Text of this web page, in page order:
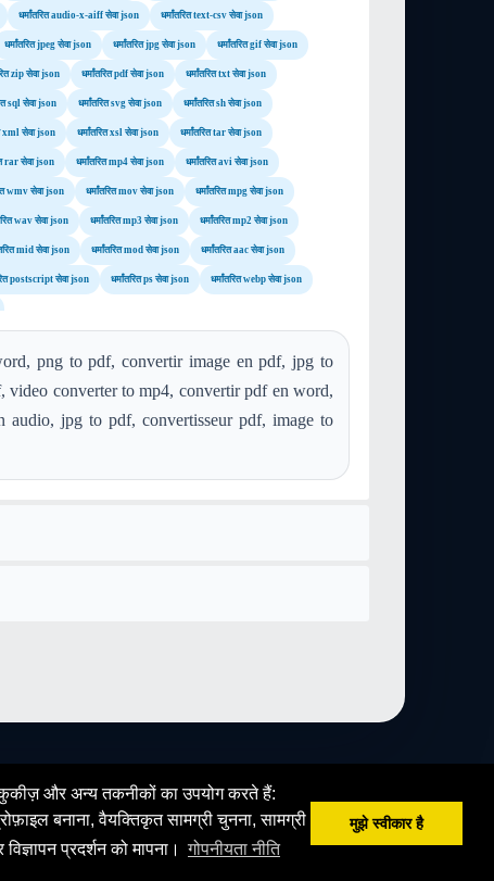
कुकीज़ और अन्य तकनीकों का उपयोग करते हैं:
बनाना, वैयक्तिकृत सामग्री चुनना, सामग्री
प्रदर्शन को मापना।
गोपनीयता नीति
मुझे स्वीकार है
धर्मांतरित audio-x-aiff सेवा json धर्मांतरित text-csv सेवा json
धर्मांतरित jpeg सेवा json धर्मांतरित jpg सेवा json धर्मांतरित gif सेवा json
zip सेवा json धर्मांतरित pdf सेवा json धर्मांतरित txt सेवा json
sql सेवा json धर्मांतरित svg सेवा json धर्मांतरित sh सेवा json
xml सेवा json धर्मांतरित xsl सेवा json धर्मांतरित tar सेवा json
rar सेवा json धर्मांतरित mp4 सेवा json धर्मांतरित avi सेवा json
wmv सेवा json धर्मांतरित mov सेवा json धर्मांतरित mpg सेवा json
wav सेवा json धर्मांतरित mp3 सेवा json धर्मांतरित mp2 सेवा json
mid सेवा json धर्मांतरित mod सेवा json धर्मांतरित aac सेवा json
postscript सेवा json धर्मांतरित ps सेवा json धर्मांतरित webp सेवा json
png to pdf, convertir image en pdf, jpg to
video converter to mp4, convertir pdf en word,
audio, jpg to pdf, convertisseur pdf, image to